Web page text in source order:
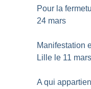
Pour la
24 mars
Manifestation
Lille le 11 mars
A qui